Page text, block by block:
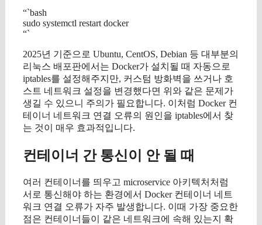
“`bash
sudo systemctl restart docker
“`
2025년 기준으로 Ubuntu, CentOS, Debian 등 대부분의
리눅스 배포판에서는 Docker가 설치될 때 자동으로
iptables를 설정해주지만, 커스텀 방화벽을 쓰거나 호
스트 네트워크 설정을 변경했다면 위와 같은 문제가
생길 수 있으니 주의가 필요합니다. 이처럼 Docker 컨
테이너 네트워크 연결 오류의 원인을 iptables에서 찾
는 것이 매우 효과적입니다.
컨테이너 간 통신이 안 될 때
여러 컨테이너를 띄우고 microservice 아키텍처처럼
서로 통신해야 하는 환경에서 Docker 컨테이너 네트
워크 연결 오류가 자주 발생합니다. 이때 가장 중요한
점은 컨테이너들이 같은 네트워크에 속해 있는지 확